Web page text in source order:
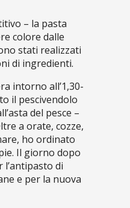
– la pasta
colore dalle
stati realizzati
di ingredienti.
intorno all’1,30-
il pescivendolo
del pesce –
a orate, cozze,
ho ordinato
Il giorno dopo
di
e per la nuova